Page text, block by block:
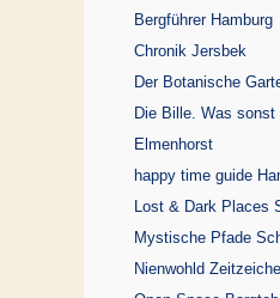
Bergführer Hamburg
Chronik Jersbek
Der Botanische
Die Bille. Was sonst
Elmenhorst
happy time guide
Lost & Dark Places
Mystische Pfade
Nienwohld